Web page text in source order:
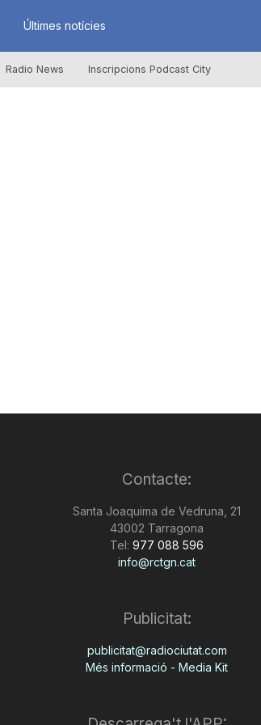
Últimes notícies
Radio News Inscripcions Podcast City
Contacte:
Santa Joaquima de Vedruna, 21
43002 Tarragona
Tel: 977 088 596
info@rctgn.cat
Publicitat:
publicitat@radiociutat.com
Més informació - Media Kit